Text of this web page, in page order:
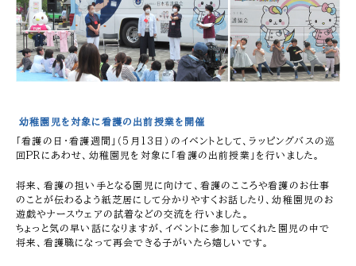
幼稚園児を対象に看護の出前授業を開催
「看護の日・看護週間」（5月13日）のイベントとして、ラッピングバスの巡
回PRにあわせ、幼稚園児を対象に「看護の出前授業」を行いました。
将来、看護の担い手となる園児に向けて、看護のこころや看護のお仕事
のことが伝わるよう紙芝居にして分かりやすくお話したり、幼稚園児のお
遊戯やナースウェアの試着などの交流を行いました。
ちょっと気の早い話になりますが、イベントに参加してくれた園児の中で
将来、看護職になって再会できる子がいたら嬉しいです。